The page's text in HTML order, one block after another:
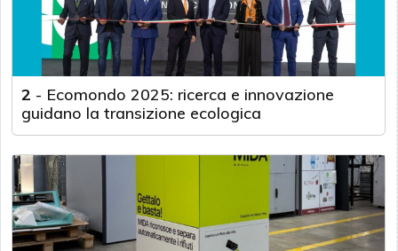
2 - Ecomondo 2025: ricerca e innovazione
guidano la transizione ecologica